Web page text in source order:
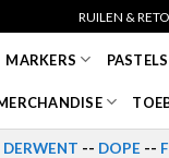
RUILEN &
MARKERS PASTELS
DERWENT -- DOPE --